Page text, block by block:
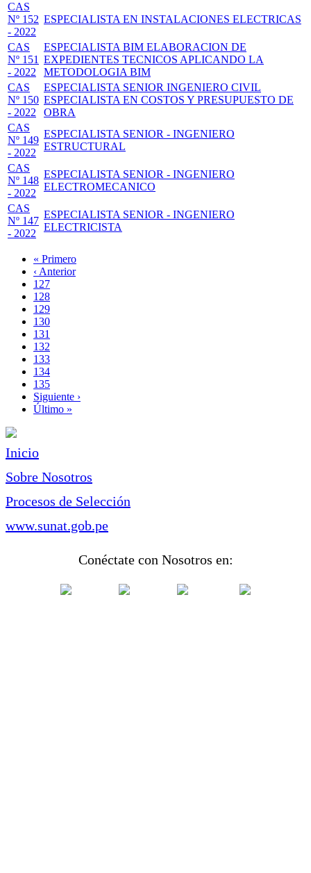
CAS
Nº 152
- 2022
ESPECIALISTA EN INSTALACIONES ELECTRICAS
CAS
Nº 151
- 2022
ESPECIALISTA BIM ELABORACION DE
EXPEDIENTES TECNICOS APLICANDO LA
METODOLOGIA BIM
CAS
Nº 150
- 2022
ESPECIALISTA SENIOR INGENIERO CIVIL
ESPECIALISTA EN COSTOS Y PRESUPUESTO DE
OBRA
CAS
Nº 149
- 2022
ESPECIALISTA SENIOR - INGENIERO
ESTRUCTURAL
CAS
Nº 148
- 2022
ESPECIALISTA SENIOR - INGENIERO
ELECTROMECANICO
CAS
Nº 147
- 2022
ESPECIALISTA SENIOR - INGENIERO
ELECTRICISTA
Paginación
Primera
página
« Primero
Página
anterior
‹ Anterior
Page
127
Page
128
Page
129
Page
130
Página
actual
131
Page
132
Page
133
Page
134
Page
135
Siguiente
página
Siguiente ›
Última
Último »
Inicio
Sobre Nosotros
Procesos de Selección
www.sunat.gob.pe
Conéctate con Nosotros en: